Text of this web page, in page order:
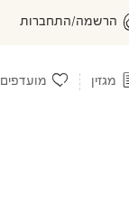
הרשמה/התחברות
מגזין מועדפים